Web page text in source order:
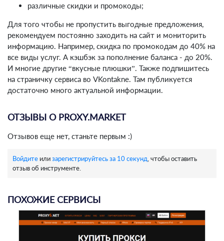
различные скидки и промокоды;
Для того чтобы не пропустить выгодные предложения,
рекомендуем постоянно заходить на сайт и мониторить
информацию. Например, скидка по промокодам до 40% на
все виды услуг. А кэшбэк за пополнение баланса - до 20%.
И многие другие “вкусные плюшки”. Также подпишитесь
на страничку сервиса во VKontakne. Там публикуется
достаточно много актуальной информации.
ОТЗЫВЫ О PROXY.MARKET
Отзывов еще нет, станьте первым :)
Войдите илизарегистрируйтесь за 10 секунд, чтобы оставить
отзыв об инструменте.
ПОХОЖИЕ СЕРВИСЫ